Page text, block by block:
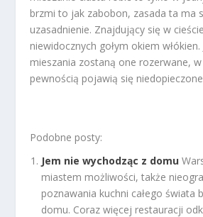
brzmi to jak zabobon, zasada ta ma
uzasadnienie. Znajdujący się w
niewidocznych gołym okiem
mieszania zostaną one rozerwane,
pewnością pojawią się
Podobne posty:
Jem nie wychodząc z domu
miastem możliwości, także
poznawania kuchni całego świata
domu. Coraz więcej restauracji